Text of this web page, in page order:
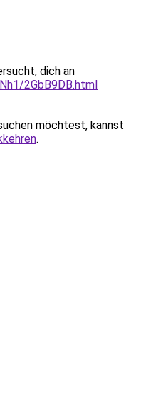
dich an
2GbB9DB.html
möchtest, kannst
.